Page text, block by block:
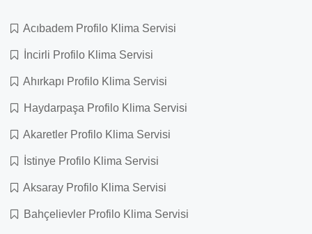
Acıbadem Profilo Klima Servisi
İncirli Profilo Klima Servisi
Ahırkapı Profilo Klima Servisi
Haydarpaşa Profilo Klima Servisi
Akaretler Profilo Klima Servisi
İstinye Profilo Klima Servisi
Aksaray Profilo Klima Servisi
Bahçelievler Profilo Klima Servisi